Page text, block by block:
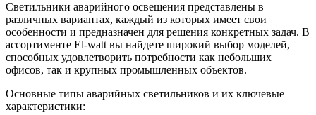
Светильники аварийного освещения представлены в
различных вариантах, каждый из которых имеет свои
особенности и предназначен для решения конкретных задач. В
ассортименте El-watt вы найдете широкий выбор моделей,
способных удовлетворить потребности как небольших
офисов, так и крупных промышленных объектов.
Основные типы аварийных светильников и их ключевые
характеристики: